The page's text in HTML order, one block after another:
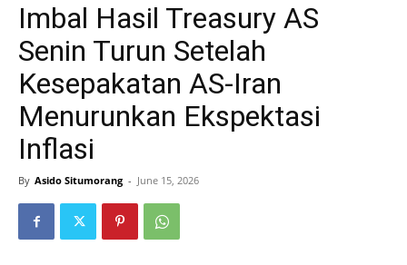
Imbal Hasil Treasury AS
Senin Turun Setelah
Kesepakatan AS-Iran
Menurunkan Ekspektasi
Inflasi
By Asido Situmorang - June 15, 2026